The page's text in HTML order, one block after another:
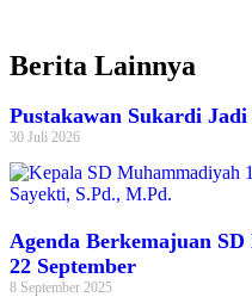
Berita Lainnya
Pustakawan Sukardi
30 Juli 2026
Agenda Berkemajuan
22 September
8 September 2025